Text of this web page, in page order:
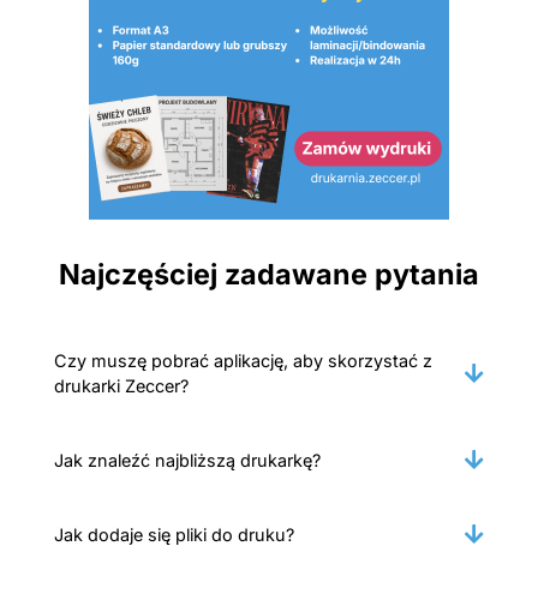
Najczęściej zadawane pytania
Czy muszę pobrać aplikację, aby skorzystać z
drukarki Zeccer?
Jak znaleźć najbliższą drukarkę?
Jak dodaje się pliki do druku?